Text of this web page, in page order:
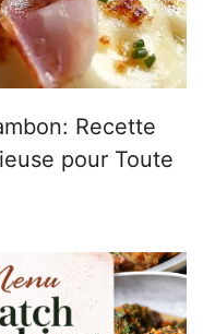
Recette
pour Toute